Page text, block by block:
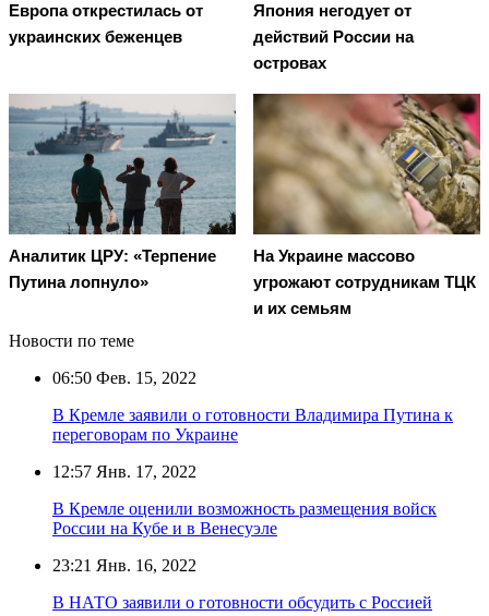
Европа открестилась от
украинских беженцев
Япония негодует от
действий России на
островах
Аналитик ЦРУ: «Терпение
Путина лопнуло»
На Украине массово
угрожают сотрудникам ТЦК
и их семьям
Новости по теме
06:50 Фев. 15, 2022
В Кремле заявили о готовности Владимира Путина к
переговорам по Украине
12:57 Янв. 17, 2022
В Кремле оценили возможность размещения войск
России на Кубе и в Венесуэле
23:21 Янв. 16, 2022
В НАТО заявили о готовности обсудить с Россией